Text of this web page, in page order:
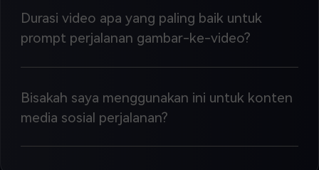
Durasi video apa yang paling baik untuk
prompt perjalanan gambar-ke-video?
Bisakah saya menggunakan ini untuk konten
media sosial perjalanan?